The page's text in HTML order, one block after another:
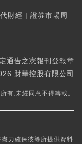
財經 | 證券市場周
通告之憲報刊登報章
財華控股有限公司
有,未經同意不得轉載。
力確保彼等所提供資料